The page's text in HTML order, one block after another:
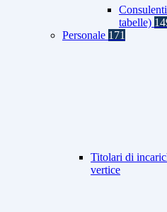
tabelle)
Personale 171
Titolari di
vertice